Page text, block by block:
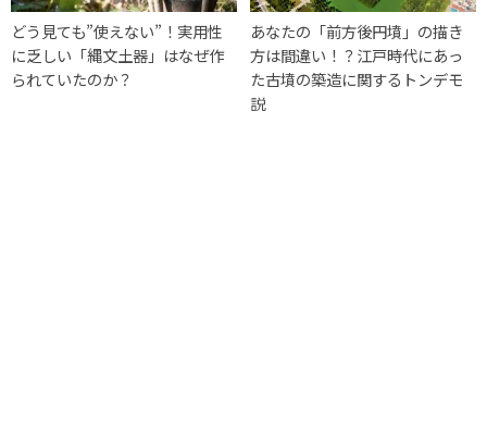
どう見ても”使えない”！実用性
に乏しい「縄文土器」はなぜ作
られていたのか？
あなたの「前方後円墳」の描き
方は間違い！？江戸時代にあっ
た古墳の築造に関するトンデモ
説